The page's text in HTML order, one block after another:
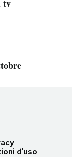
tv
d'uso